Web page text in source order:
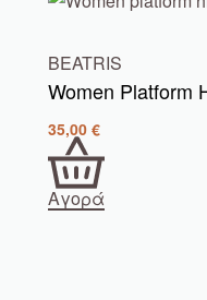
BEATRIS
35,00 €
Αγορά